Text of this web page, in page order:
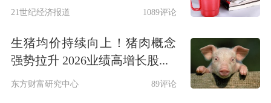
力。二是巩固传统领域已有优势,加快
市...
点击查看PDF原文
21世纪经济报道 1089评论
生猪均价持续向上！猪肉概念
强势拉升 2026业绩高增长股...
东方财富研究中心 89评论